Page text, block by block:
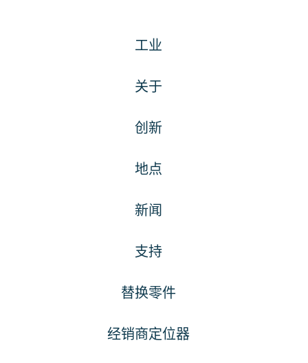
工业
关于
创新
地点
新闻
支持
替换零件
经销商定位器